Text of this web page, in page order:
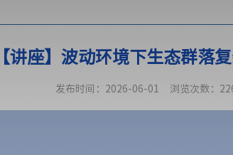
【讲座】波动环境下生态群落
发布时间：2026-06-01 浏览次数：